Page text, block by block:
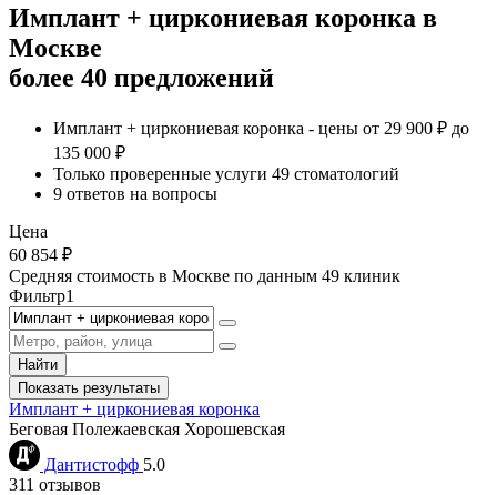
Имплант + циркониевая коронка в
Москве
более 40 предложений
Имплант + циркониевая коронка - цены от 29 900 ₽ до
135 000 ₽
Только проверенные услуги 49 стоматологий
9 ответов на вопросы
Цена
60 854 ₽
Средняя стоимость в Москве по данным 49 клиник
Фильтр1
Найти
Показать результаты
Имплант + циркониевая коронка
Беговая Полежаевская Хорошевская
Дантистофф 5.0
311 отзывов